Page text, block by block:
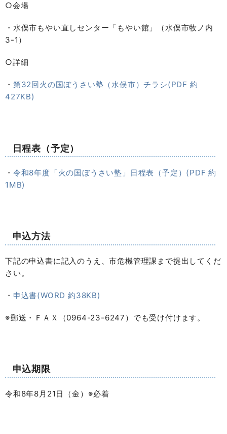
○会場
・水俣市もやい直しセンター「もやい館」（水俣市牧ノ内
3-1）
○詳細
・ 第32回火の国ぼうさい塾（水俣市）チラシ(PDF 約
427KB)
日程表（予定）
・ 令和8年度「火の国ぼうさい塾」日程表（予定）(PDF 約
1MB)
申込方法
下記の申込書に記入のうえ、市危機管理課まで提出してくだ
さい。
・ 申込書(WORD 約38KB)
※郵送・ＦＡＸ（0964-23-6247）でも受け付けます。
申込期限
令和8年8月21日（金）※必着